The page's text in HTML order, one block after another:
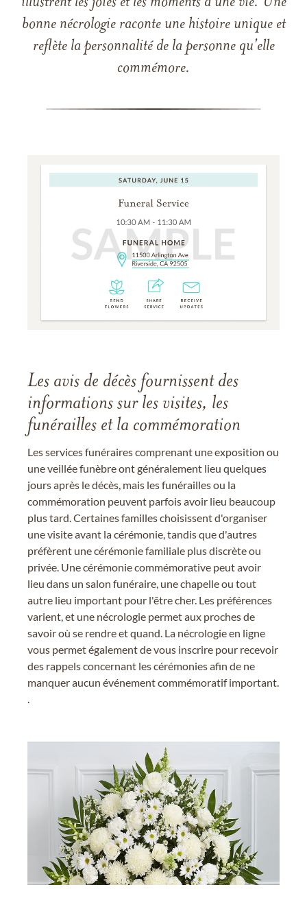
bonne nécrologie raconte une histoire unique et
reflète la personnalité de la personne qu'elle
commémore.
Les avis de décès fournissent des
informations sur les visites, les
funérailles et la commémoration
Les services funéraires comprenant une exposition ou
une veillée funèbre ont généralement lieu quelques
jours après le décès, mais les funérailles ou la
commémoration peuvent parfois avoir lieu beaucoup
plus tard. Certaines familles choisissent d'organiser
une visite avant la cérémonie, tandis que d'autres
préfèrent une cérémonie familiale plus discrète ou
privée. Une cérémonie commémorative peut avoir
lieu dans un salon funéraire, une chapelle ou tout
autre lieu important pour l'être cher. Les préférences
varient, et une nécrologie permet aux proches de
savoir où se rendre et quand. La nécrologie en ligne
vous permet également de vous inscrire pour recevoir
des rappels concernant les cérémonies afin de ne
manquer aucun événement commémoratif important.